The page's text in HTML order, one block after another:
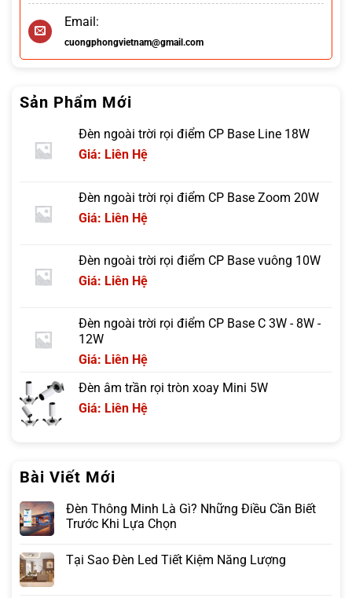
Email:
cuongphongvietnam@gmail.com
Sản Phẩm Mới
Đèn ngoài trời rọi điểm CP Base Line 18W
Giá: Liên Hệ
Đèn ngoài trời rọi điểm CP Base Zoom 20W
Giá: Liên Hệ
Đèn ngoài trời rọi điểm CP Base vuông 10W
Giá: Liên Hệ
Đèn ngoài trời rọi điểm CP Base C 3W - 8W -
12W
Giá: Liên Hệ
Đèn âm trần rọi tròn xoay Mini 5W
Giá: Liên Hệ
Bài Viết Mới
Đèn Thông Minh Là Gì? Những Điều Cần Biết
Trước Khi Lựa Chọn
Tại Sao Đèn Led Tiết Kiệm Năng Lượng